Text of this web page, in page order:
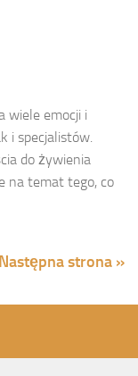
wiele emocji i
i specjalistów.
do żywienia
na temat tego, co
Następna strona »